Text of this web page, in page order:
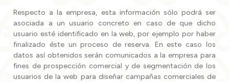
Respecto a la empresa, esta información sólo podrá ser
asociada a un usuario concreto en caso de que dicho
usuario esté identificado en la web, por ejemplo por haber
finalizado éste un proceso de reserva. En este caso los
datos así obtenidos serán comunicados a la empresa para
fines de prospección comercial y de segmentación de los
usuarios de la web para diseñar campañas comerciales de